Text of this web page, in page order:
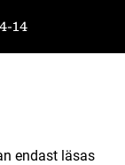
14
endast läsas